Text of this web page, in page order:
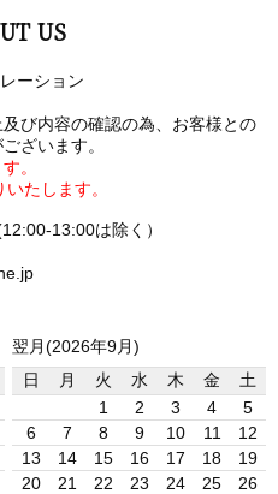
US
ーション
び内容の確認の為、お客様との
ざいます。
。
たします。
13:00は除く）
翌月(2026年9月)
日
月 火 水 木 金
土
1
2 3 4
5
6
7 8 9 10 11
12
13
14 15 16 17 18
19
20
21 22 23 24 25
26